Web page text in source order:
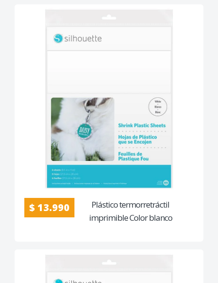
$ 13.990
Plástico termorretráctil
imprimible Color blanco